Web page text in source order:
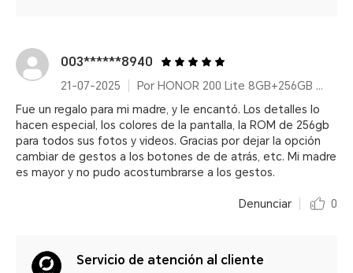
003******8940
21-07-2025
Por HONOR 200 Lite 8GB+256GB Cyan Lake
Fue un regalo para mi madre, y le encantó. Los detalles lo
hacen especial, los colores de la pantalla, la ROM de 256gb
para todos sus fotos y videos. Gracias por dejar la opción
cambiar de gestos a los botones de de atrás, etc. Mi madre
es mayor y no pudo acostumbrarse a los gestos.
Denunciar 0
Servicio de atención al cliente